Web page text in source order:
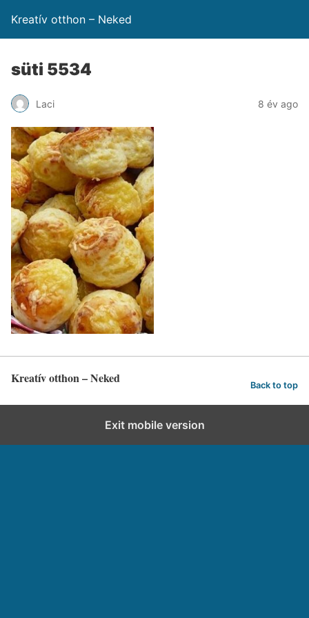
Kreatív otthon – Neked
süti 5534
Laci 8 év ago
Kreatív otthon – Neked Back to top
Exit mobile version